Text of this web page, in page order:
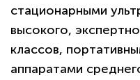
стационарными
высокого,
классов,
аппаратами